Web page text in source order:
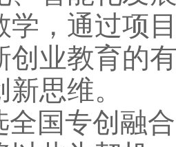
学，通过项
创业教育的
思维。
全国专创融